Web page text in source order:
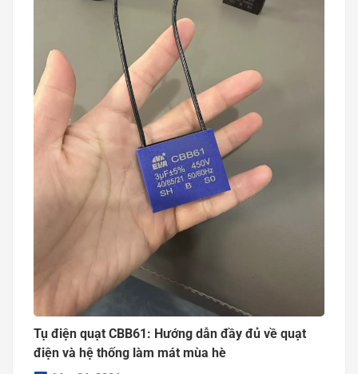
Tụ điện quạt CBB61: Hướng dẫn đầy đủ về quạt
điện và hệ thống làm mát mùa hè